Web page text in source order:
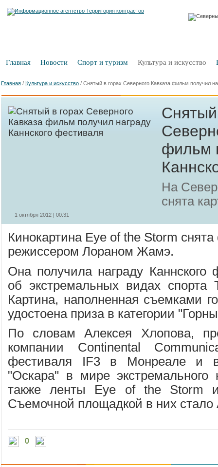
Главная Новости Спорт и туризм Культура и искусство
Главная / Культура и искусство / Снятый в горах Северного Кавказа фильм получил
Снятый
фильм
На
снята
1 октября 2012 | 00:31
Кинокартина Eye of the Storm
режиссером Лораном Жамэ.
Она получила награду
об экстремальных видах спорта
Картина, наполненная съемками
удостоена приза в категории
По словам Алексея Хлопова,
компании Сontinental
фестиваля IF3 в Монреале и
"Оскара" в мире экстремального
также ленты Eye of the Storm
Съемочной площадкой в них стало
0